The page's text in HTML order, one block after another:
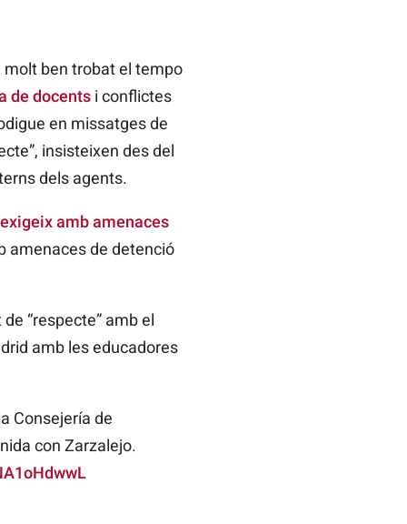
molt ben trobat el tempo
de docents i conflictes
en missatges de
insisteixen des del
dels agents.
exigeix amb amenaces
amenaces de detenció
“respecte” amb el
amb les educadores
Consejería de
con Zarzalejo.